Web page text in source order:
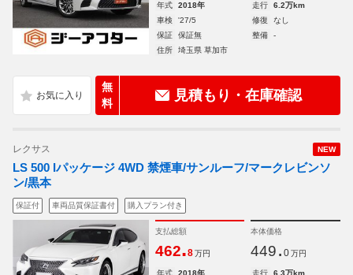
年式 2018年 走行
6.2万km
車検
'27/5 修復
なし
保証
保証無 整備
-
住所
埼玉県 草加市
無
料
見積もり・在庫確認
NEW
レクサス
LS 500 Iパッケージ 4WD 禁煙車/サンルーフ/マークレビンソ
ン/黒本
保証付 車両品質保証書付 購入プラン付き
支払総額
462.8 万円
本体価格
449. 0 万円
年式 2018年 走行
6.3万km